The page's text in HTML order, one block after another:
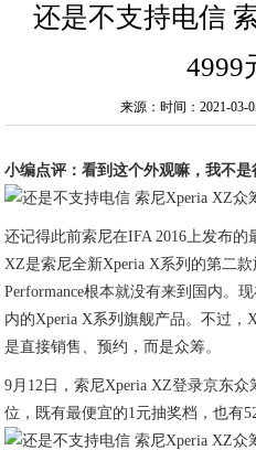
还是不支持电信
4999
来源：时间：2021-03-
小编点评：看到这个外观嘛，我不是
还记得此前索尼在IFA 2016上发布
XZ是索尼全新Xperia X系列的第二
Performance根本就没有来到国内。
内的Xperia X系列旗舰产品。不过，
是直接销售、预约，而是众筹。
9月12日，索尼Xperia XZ登录京东
位，既有最便宜的1元抽奖档，也有